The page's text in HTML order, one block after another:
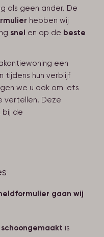
als geen ander. De
hebben wij
snel en op de beste
een
tijdens hun verblijf
we u ook om iets
vertellen. Deze
bij de
gaan wij
schoongemaakt is